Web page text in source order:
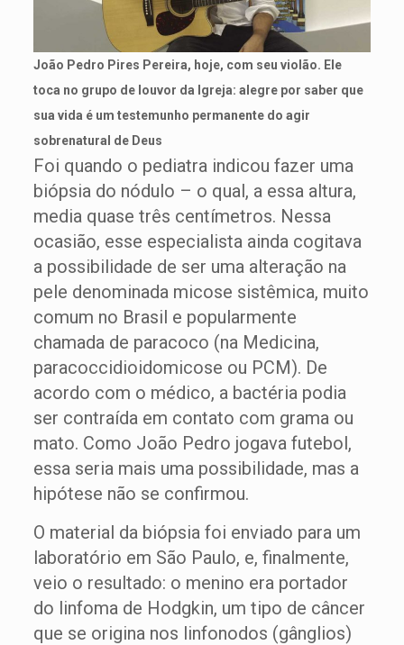
João Pedro Pires Pereira, hoje, com seu violão. Ele
toca no grupo de louvor da Igreja: alegre por saber que
sua vida é um testemunho permanente do agir
sobrenatural de Deus
Foi quando o pediatra indicou fazer uma
biópsia do nódulo – o qual, a essa altura,
media quase três centímetros. Nessa
ocasião, esse especialista ainda cogitava
a possibilidade de ser uma alteração na
pele denominada micose sistêmica, muito
comum no Brasil e popularmente
chamada de paracoco (na Medicina,
paracoccidioidomicose ou PCM). De
acordo com o médico, a bactéria podia
ser contraída em contato com grama ou
mato. Como João Pedro jogava futebol,
essa seria mais uma possibilidade, mas a
hipótese não se confirmou.
O material da biópsia foi enviado para um
laboratório em São Paulo, e, finalmente,
veio o resultado: o menino era portador
do linfoma de Hodgkin, um tipo de câncer
que se origina nos linfonodos (gânglios)